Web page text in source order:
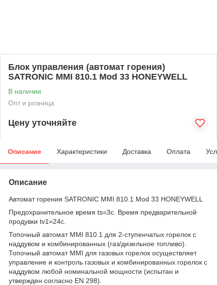
Блок управления (автомат горения)
SATRONIC MMI 810.1 Mod 33 HONEYWELL
В наличии
Опт и розница
Цену уточняйте
Описание Характеристики Доставка Оплата
Описание
Автомат горения SATRONIC MMI 810.1 Mod 33 HONEYWELL
Предохранительное время ts=3c. Время предварительной
продувки tv1=24c.
Топочный автомат MMI 810.1 для 2-ступенчатых горелок с
наддувом и комбинированных (газ/дизельное топливо).
Топочный автомат MMI для газовых горелок осуществляет
управление и контроль газовых и комбинированных горелок с
наддувом любой номинальной мощности (испытан и
утвержден согласно EN 298).